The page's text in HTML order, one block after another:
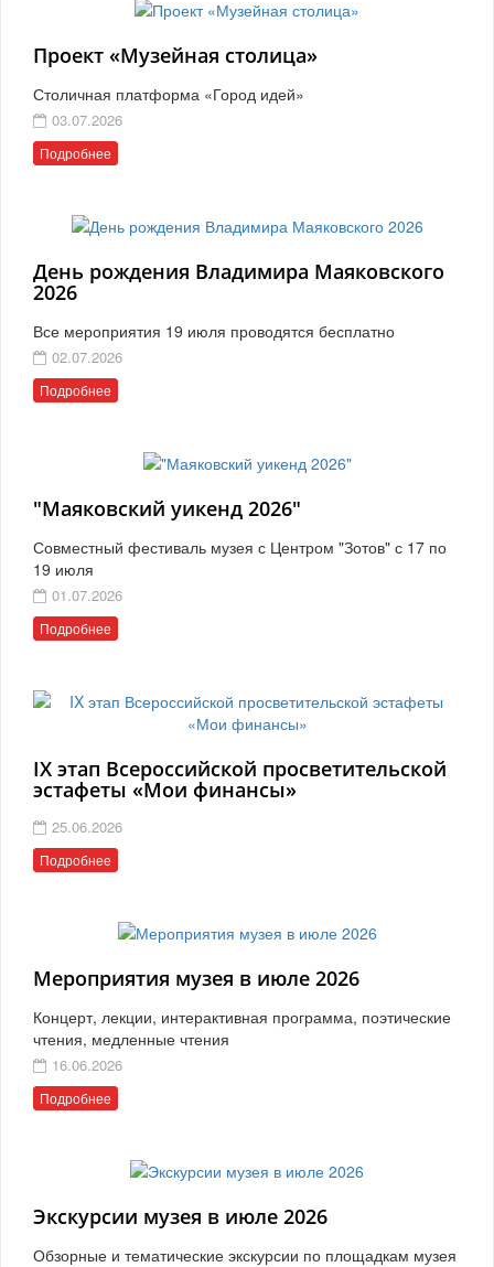
Проект «Музейная столица»
Столичная платформа «Город идей»
03.07.2026
Подробнее
День рождения Владимира Маяковского
2026
Все мероприятия 19 июля проводятся бесплатно
02.07.2026
Подробнее
"Маяковский уикенд 2026"
Совместный фестиваль музея с Центром "Зотов" с 17 по
19 июля
01.07.2026
Подробнее
IX этап Всероссийской просветительской
эстафеты «Мои финансы»
25.06.2026
Подробнее
Мероприятия музея в июле 2026
Концерт, лекции, интерактивная программа, поэтические
чтения, медленные чтения
16.06.2026
Подробнее
Экскурсии музея в июле 2026
Обзорные и тематические экскурсии по площадкам музея